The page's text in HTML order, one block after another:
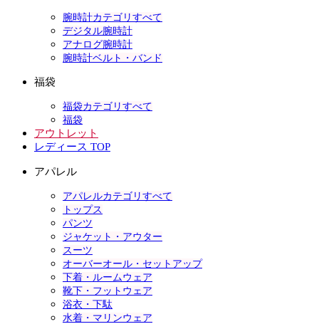
腕時計カテゴリすべて
デジタル腕時計
アナログ腕時計
腕時計ベルト・バンド
福袋
福袋カテゴリすべて
福袋
アウトレット
レディース TOP
アパレル
アパレルカテゴリすべて
トップス
パンツ
ジャケット・アウター
スーツ
オーバーオール・セットアップ
下着・ルームウェア
靴下・フットウェア
浴衣・下駄
水着・マリンウェア